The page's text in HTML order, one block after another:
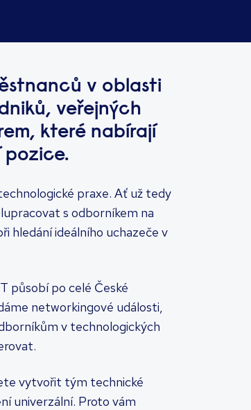
v oblasti
veřejných
které nabírají
pozice.
praxe. Ať už tedy
s odborníkem na
hledání ideálního uchazeče v
působí po celé České
networkingové události,
v technologických
vytvořit tým technické
univerzální. Proto vám